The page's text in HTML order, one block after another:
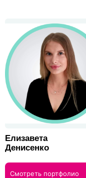
Елизавета
Денисенко
Смотреть портфолио